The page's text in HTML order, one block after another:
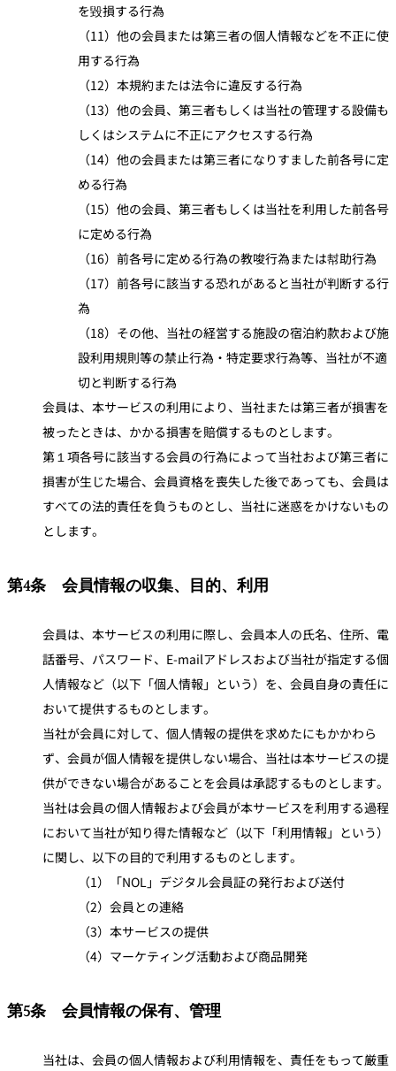
を毀損する行為
（11）他の会員または第三者の個人情報などを不正に使
用する行為
（12）本規約または法令に違反する行為
（13）他の会員、第三者もしくは当社の管理する設備も
しくはシステムに不正にアクセスする行為
（14）他の会員または第三者になりすました前各号に定
める行為
（15）他の会員、第三者もしくは当社を利用した前各号
に定める行為
（16）前各号に定める行為の教唆行為または幇助行為
（17）前各号に該当する恐れがあると当社が判断する行
為
（18）その他、当社の経営する施設の宿泊約款および施
設利用規則等の禁止行為・特定要求行為等、当社が不適
切と判断する行為
会員は、本サービスの利用により、当社または第三者が損害を
被ったときは、かかる損害を賠償するものとします。
第１項各号に該当する会員の行為によって当社および第三者に
損害が生じた場合、会員資格を喪失した後であっても、会員は
すべての法的責任を負うものとし、当社に迷惑をかけないもの
とします。
第4条 会員情報の収集、目的、利用
会員は、本サービスの利用に際し、会員本人の氏名、住所、電
話番号、パスワード、E-mailアドレスおよび当社が指定する個
人情報など（以下「個人情報」という）を、会員自身の責任に
おいて提供するものとします。
当社が会員に対して、個人情報の提供を求めたにもかかわら
ず、会員が個人情報を提供しない場合、当社は本サービスの提
供ができない場合があることを会員は承認するものとします。
当社は会員の個人情報および会員が本サービスを利用する過程
において当社が知り得た情報など（以下「利用情報」という）
に関し、以下の目的で利用するものとします。
（1）「NOL」デジタル会員証の発行および送付
（2）会員との連絡
（3）本サービスの提供
（4）マーケティング活動および商品開発
第5条 会員情報の保有、管理
当社は、会員の個人情報および利用情報を、責任をもって厳重